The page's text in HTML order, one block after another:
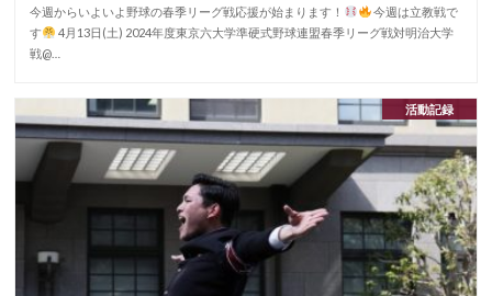
今週からいよいよ野球の春季リーグ戦応援が始まります！
今週は立教戦で
す
4月13日(土) 2024年度東京六大学準硬式野球連盟春季リーグ戦対明治大学
戦@…
活動記録